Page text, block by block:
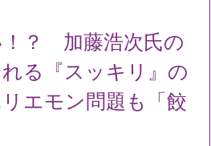
？ 加藤浩次氏の
る『スッキリ』の
エモン問題も「餃